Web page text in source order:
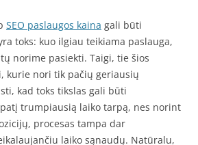
SEO paslaugos kaina gali būti
toks: kuo ilgiau teikiama paslauga,
norime pasiekti. Taigi, tie šios
kurie nori tik pačių geriausių
kad toks tikslas gali būti
trumpiausią laiko tarpą, nes norint
procesas tampa dar
laiko sąnaudų. Natūralu,